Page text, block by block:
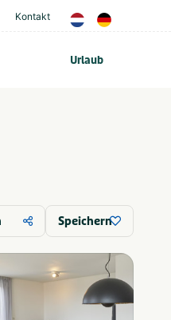
Kontakt
Urlaub
Speichern